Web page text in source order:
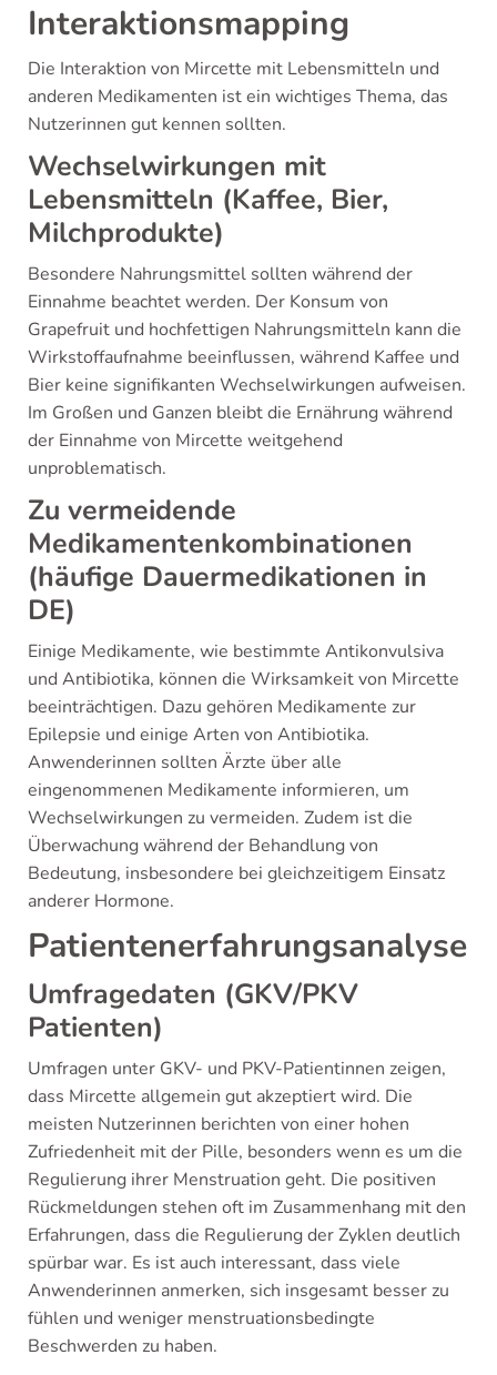
Interaktionsmapping
Die Interaktion von Mircette mit Lebensmitteln und
anderen Medikamenten ist ein wichtiges Thema, das
Nutzerinnen gut kennen sollten.
Wechselwirkungen mit
Lebensmitteln (Kaffee, Bier,
Milchprodukte)
Besondere Nahrungsmittel sollten während der
Einnahme beachtet werden. Der Konsum von
Grapefruit und hochfettigen Nahrungsmitteln kann die
Wirkstoffaufnahme beeinflussen, während Kaffee und
Bier keine signifikanten Wechselwirkungen aufweisen.
Im Großen und Ganzen bleibt die Ernährung während
der Einnahme von Mircette weitgehend
unproblematisch.
Zu vermeidende
Medikamentenkombinationen
(häufige Dauermedikationen in
DE)
Einige Medikamente, wie bestimmte Antikonvulsiva
und Antibiotika, können die Wirksamkeit von Mircette
beeinträchtigen. Dazu gehören Medikamente zur
Epilepsie und einige Arten von Antibiotika.
Anwenderinnen sollten Ärzte über alle
eingenommenen Medikamente informieren, um
Wechselwirkungen zu vermeiden. Zudem ist die
Überwachung während der Behandlung von
Bedeutung, insbesondere bei gleichzeitigem Einsatz
anderer Hormone.
Patientenerfahrungsanalyse
Umfragedaten (GKV/PKV
Patienten)
Umfragen unter GKV- und PKV-Patientinnen zeigen,
dass Mircette allgemein gut akzeptiert wird. Die
meisten Nutzerinnen berichten von einer hohen
Zufriedenheit mit der Pille, besonders wenn es um die
Regulierung ihrer Menstruation geht. Die positiven
Rückmeldungen stehen oft im Zusammenhang mit den
Erfahrungen, dass die Regulierung der Zyklen deutlich
spürbar war. Es ist auch interessant, dass viele
Anwenderinnen anmerken, sich insgesamt besser zu
fühlen und weniger menstruationsbedingte
Beschwerden zu haben.